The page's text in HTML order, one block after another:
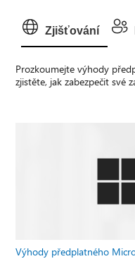
Zjišťování
Prozkoumejte výhody
zjistěte, jak zabezpečit své
Výhody předplatného